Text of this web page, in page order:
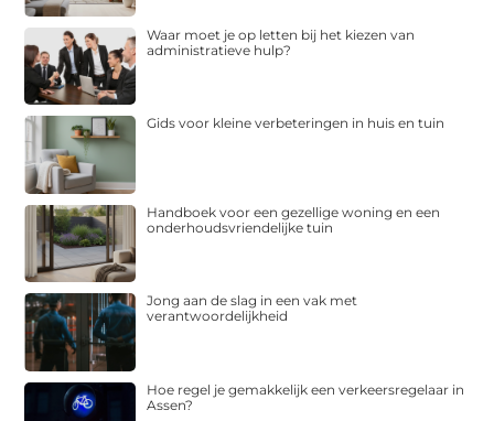
Waar moet je op letten bij het kiezen van
administratieve hulp?
Gids voor kleine verbeteringen in huis en tuin
Handboek voor een gezellige woning en een
onderhoudsvriendelijke tuin
Jong aan de slag in een vak met
verantwoordelijkheid
Hoe regel je gemakkelijk een verkeersregelaar in
Assen?